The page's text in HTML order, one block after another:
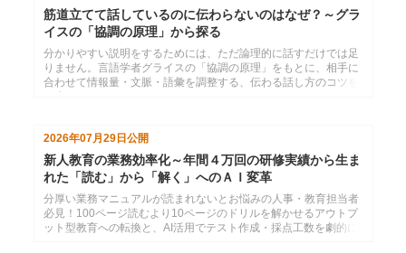
筋道立てて話しているのに伝わらないのはなぜ？～グラ
イスの「協調の原理」から探る
分かりやすい説明をするためには、ただ論理的に話すだけでは足
りません。言語学者グライスの「協調の原理」をもとに、相手に
合わせて情報量・文脈・語彙を調整する、伝わる話し方のコツを
2026年07月29日公開
新人教育の業務効率化～年間４万回の研修実績から生ま
れた「読む」から「解く」へのＡＩ変革
分厚い業務マニュアルが読まれないとお悩みの人事・教育担当者
必見！100ページ読むより10ページのドリルを解かせるアウトプ
ット型教育への転換と、AI活用でテスト作成・採点工数を劇的に